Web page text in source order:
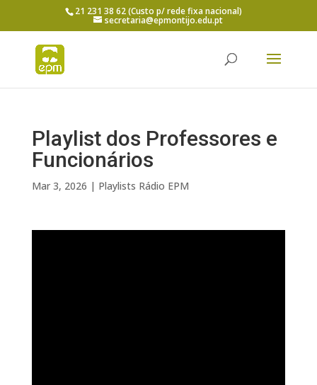
21 231 38 62 (Custo p/ rede fixa nacional)
secretaria@epmontijo.edu.pt
Playlist dos Professores e
Funcionários
Mar 3, 2026 | Playlists Rádio EPM